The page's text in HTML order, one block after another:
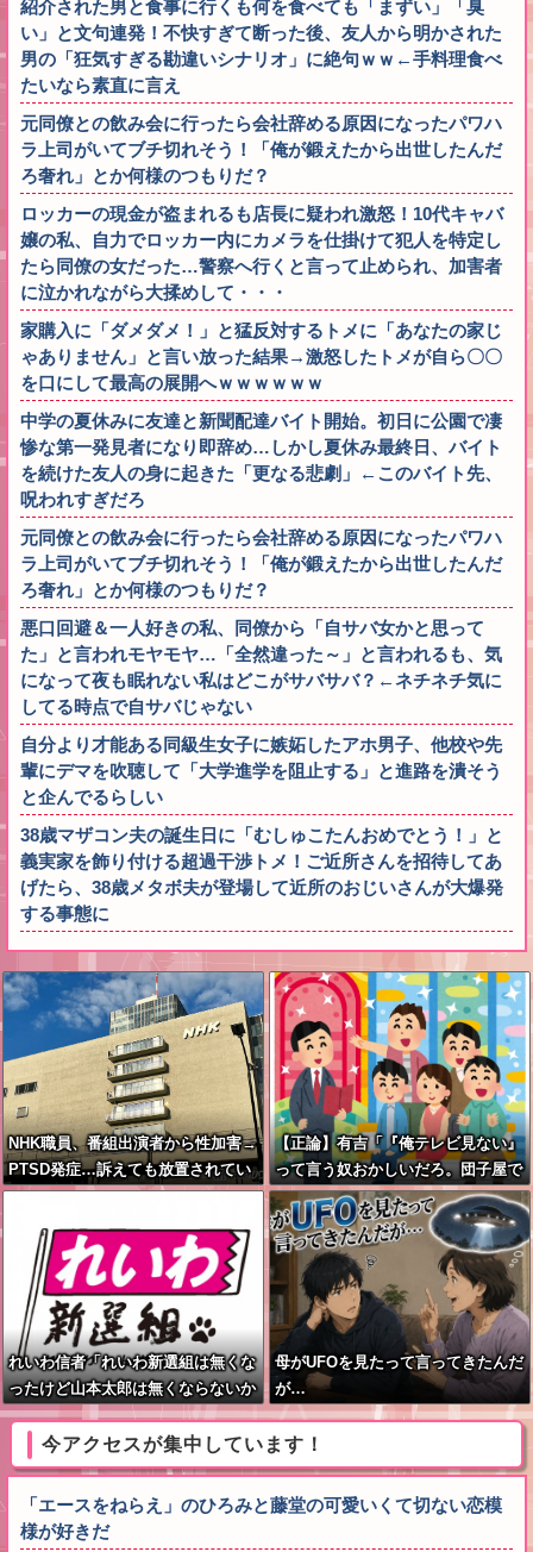
紹介された男と食事に行くも何を食べても「まずい」「臭
い」と文句連発！不快すぎて断った後、友人から明かされた
男の「狂気すぎる勘違いシナリオ」に絶句ｗｗ←手料理食べ
たいなら素直に言え
元同僚との飲み会に行ったら会社辞める原因になったパワハ
ラ上司がいてブチ切れそう！「俺が鍛えたから出世したんだ
ろ奢れ」とか何様のつもりだ？
ロッカーの現金が盗まれるも店長に疑われ激怒！10代キャバ
嬢の私、自力でロッカー内にカメラを仕掛けて犯人を特定し
たら同僚の女だった…警察へ行くと言って止められ、加害者
に泣かれながら大揉めして・・・
家購入に「ダメダメ！」と猛反対するトメに「あなたの家じ
ゃありません」と言い放った結果→激怒したトメが自ら〇〇
を口にして最高の展開へｗｗｗｗｗｗ
中学の夏休みに友達と新聞配達バイト開始。初日に公園で凄
惨な第一発見者になり即辞め…しかし夏休み最終日、バイト
を続けた友人の身に起きた「更なる悲劇」←このバイト先、
呪われすぎだろ
元同僚との飲み会に行ったら会社辞める原因になったパワハ
ラ上司がいてブチ切れそう！「俺が鍛えたから出世したんだ
ろ奢れ」とか何様のつもりだ？
悪口回避＆一人好きの私、同僚から「自サバ女かと思って
た」と言われモヤモヤ…「全然違った～」と言われるも、気
になって夜も眠れない私はどこがサバサバ？←ネチネチ気に
してる時点で自サバじゃない
自分より才能ある同級生女子に嫉妬したアホ男子、他校や先
輩にデマを吹聴して「大学進学を阻止する」と進路を潰そう
と企んでるらしい
38歳マザコン夫の誕生日に「むしゅこたんおめでとう！」と
義実家を飾り付ける超過干渉トメ！ご近所さんを招待してあ
げたら、38歳メタボ夫が登場して近所のおじいさんが大爆発
する事態に
NHK職員、番組出演者から性加害→
PTSD発症…訴えても放置されてい
た模様
【正論】有吉「『俺テレビ見ない』
って言う奴おかしいだろ。団子屋で
『団子食べない』って言うか？」
れいわ信者「れいわ新選組は無くな
ったけど山本太郎は無くならないか
らね。山本太郎Forever????」
母がUFOを見たって言ってきたんだ
が…
今アクセスが集中しています！
「エースをねらえ」のひろみと藤堂の可愛いくて切ない恋模
様が好きだ